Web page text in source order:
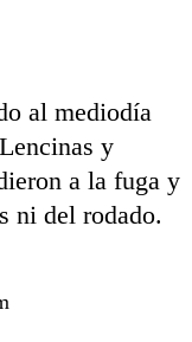
al mediodía
y
a la fuga y
ni del rodado.